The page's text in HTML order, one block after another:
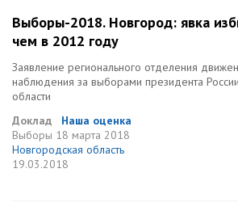
Выборы-2018. Новгород: явка
чем в 2012 году
Заявление регионального отделения
наблюдения за выборами президента
области
Доклад
Наша оценка
Выборы 18 марта 2018
Новгородская область
19.03.2018